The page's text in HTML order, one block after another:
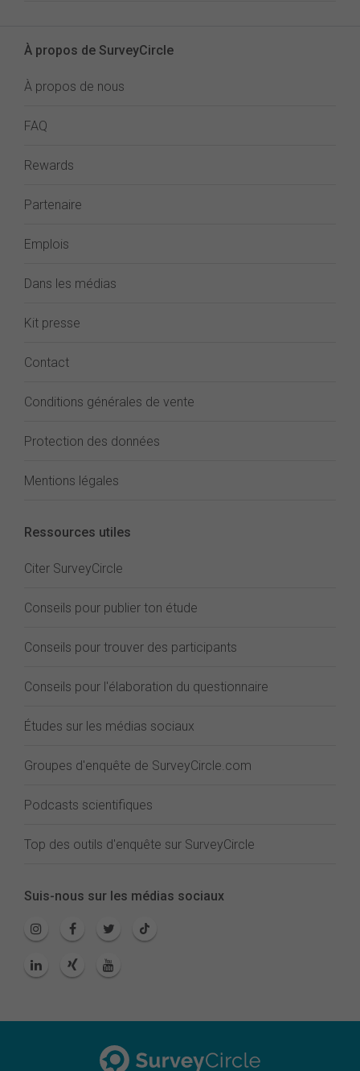
À propos de SurveyCircle
À propos de nous
FAQ
Rewards
Partenaire
Emplois
Dans les médias
Kit presse
Contact
Conditions générales de vente
Protection des données
Mentions légales
Ressources utiles
Citer SurveyCircle
Conseils pour publier ton étude
Conseils pour trouver des participants
Conseils pour l'élaboration du questionnaire
Études sur les médias sociaux
Groupes d'enquête de SurveyCircle.com
Podcasts scientifiques
Top des outils d'enquête sur SurveyCircle
Suis-nous sur les médias sociaux